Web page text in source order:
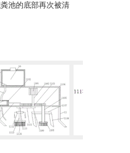
池的底部再次被清